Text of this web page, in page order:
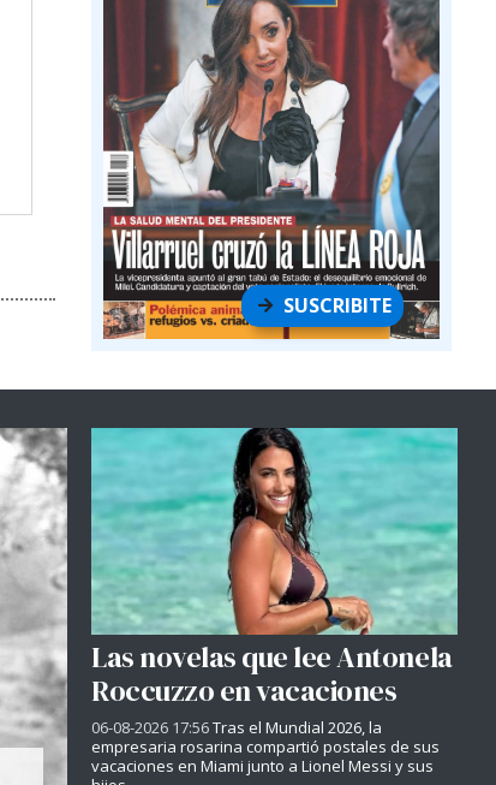
SUSCRIBITE
Las novelas que lee Antonela
Roccuzzo en vacaciones
06-08-2026 17:56Tras el Mundial 2026, la
empresaria rosarina compartió postales de sus
vacaciones en Miami junto a Lionel Messi y sus